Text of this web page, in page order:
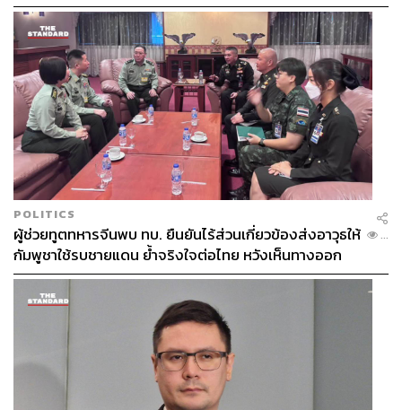
POLITICS
ผู้ช่วยทูตทหารจีนพบ ทบ. ยืนยันไร้ส่วนเกี่ยวข้องส่งอาวุธให้
กัมพูชาใช้รบชายแดน ย้ำจริงใจต่อไทย หวังเห็นทางออก
สันติวิธี
...